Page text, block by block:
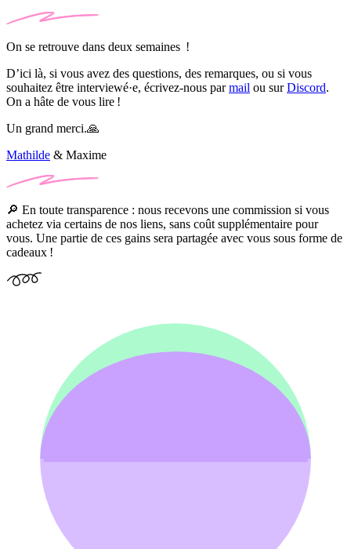
On se retrouve dans deux semaines !
D’ici là, si vous avez des questions, des remarques, ou si vous
souhaitez être interviewé·e, écrivez-nous parmail ou surDiscord.
On a hâte de vous lire !
Un grand merci.🙏
Mathilde & Maxime
🔎 En toute transparence : nous recevons une commission si vous
achetez via certains de nos liens, sans coût supplémentaire pour
vous. Une partie de ces gains sera partagée avec vous sous forme de
cadeaux !